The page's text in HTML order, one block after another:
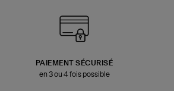
PAIEMENT SÉCURISÉ
en 3 ou 4 fois possible